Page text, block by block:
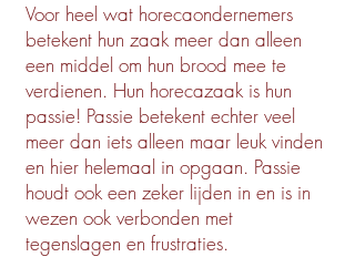
Voor heel wat horecaondernemers
betekent hun zaak meer dan alleen
een middel om hun brood mee te
verdienen. Hun horecazaak is hun
passie! Passie betekent echter veel
meer dan iets alleen maar leuk vinden
en hier helemaal in opgaan. Passie
houdt ook een zeker lijden in en is in
wezen ook verbonden met
tegenslagen en frustraties.